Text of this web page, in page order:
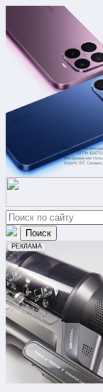
erid: 2VfnxxmNzs5
РЕКЛАМА